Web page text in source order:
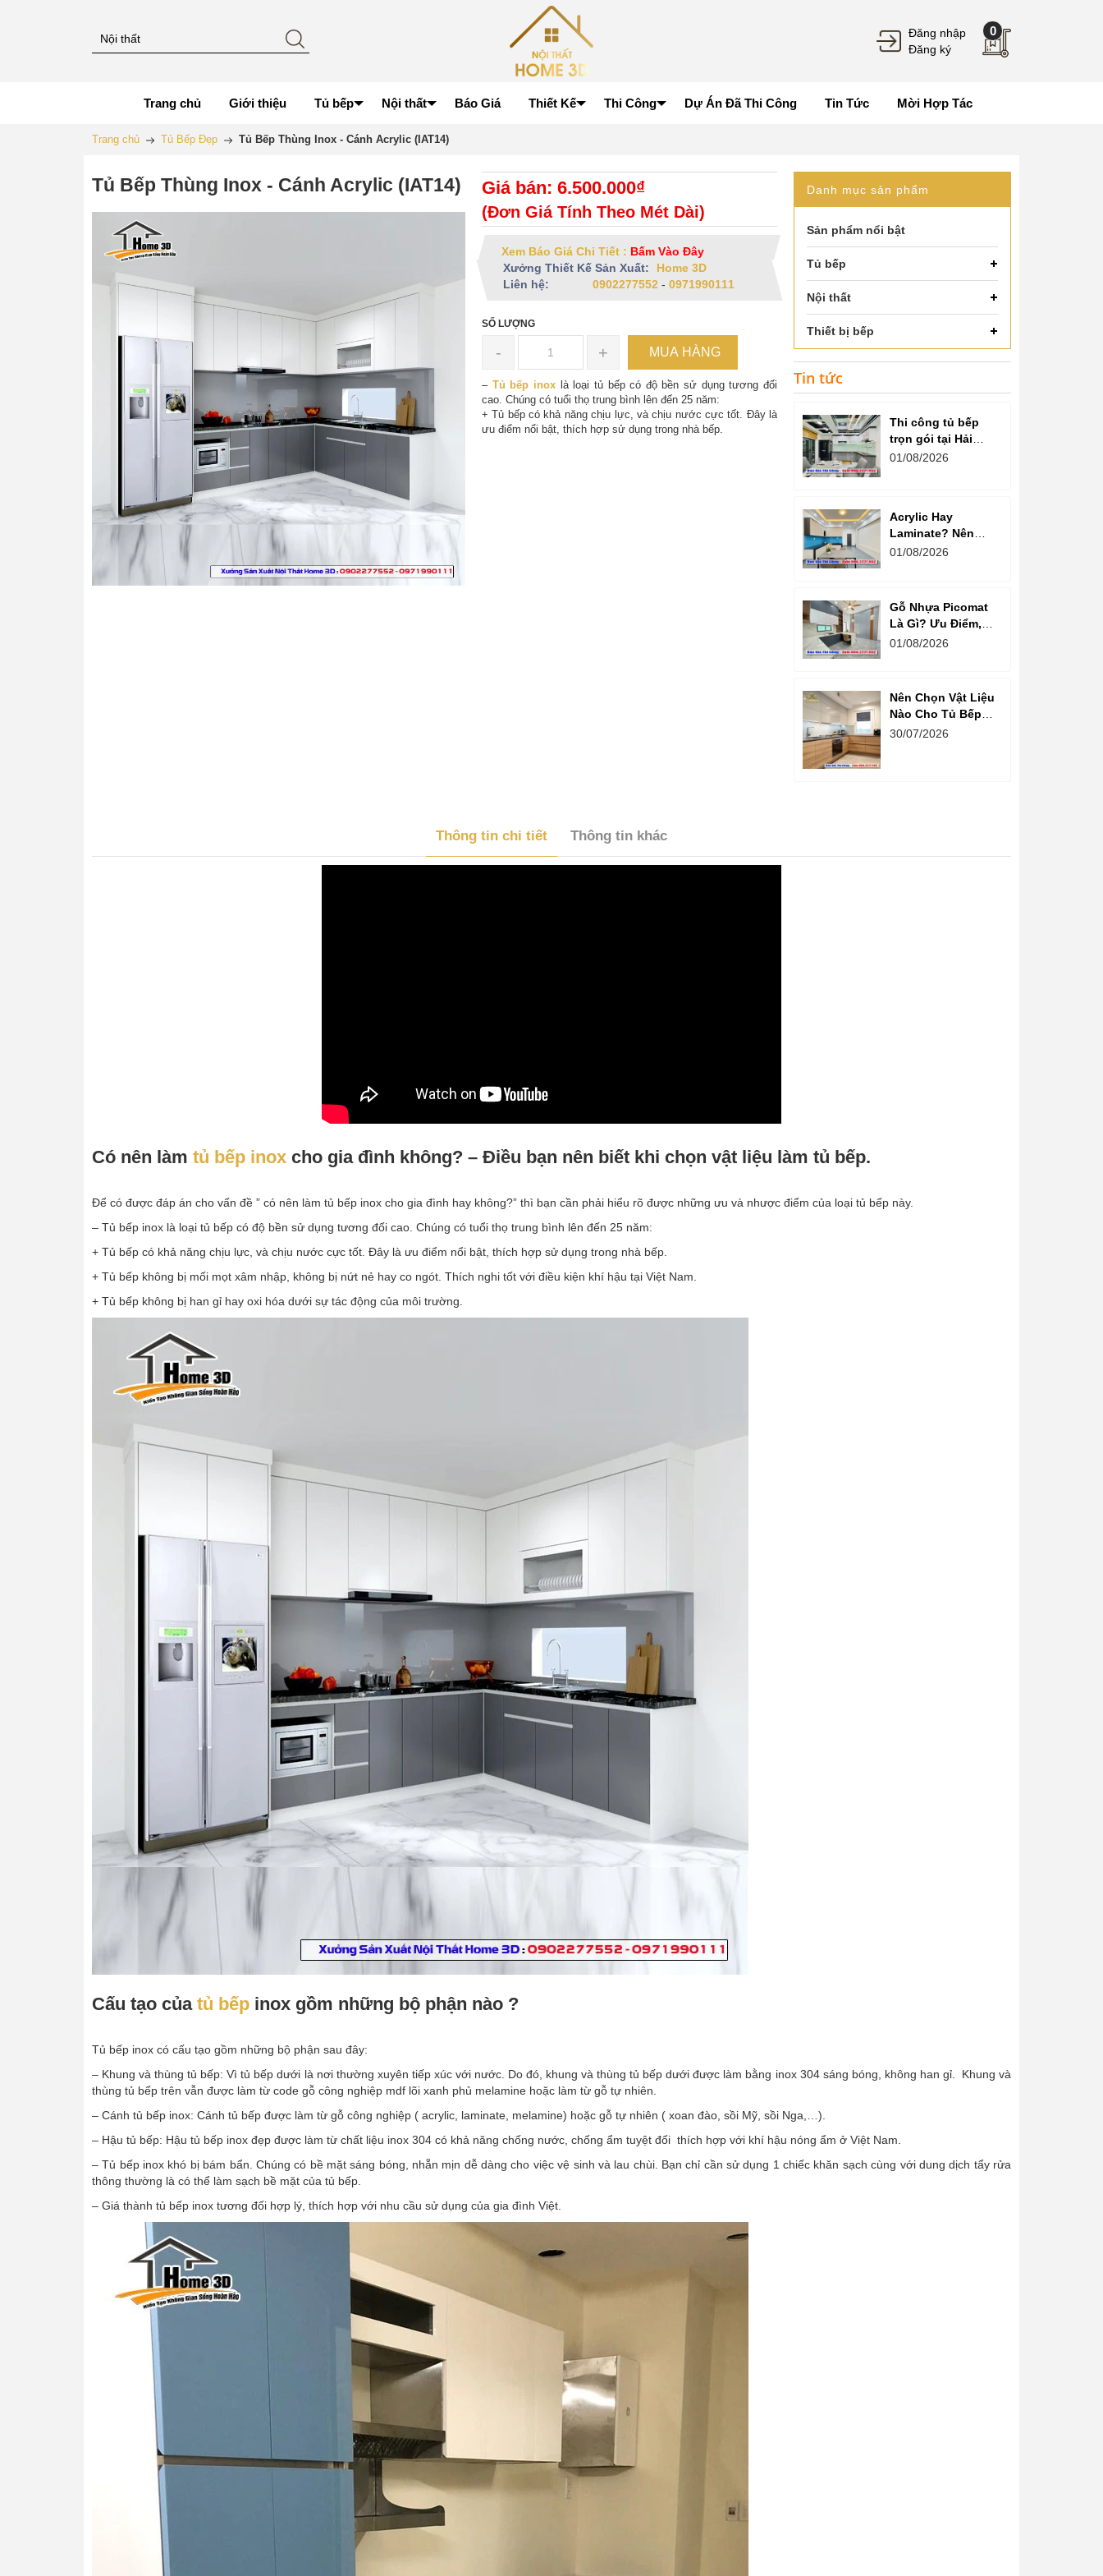
Đăng nhập
Đăng ký
0
Trang chủ Giới thiệu Tủ bếp Nội thất Báo Giá Thiết Kế Thi Công Dự Án Đã Thi Công Tin Tức Mời Hợp Tác
Trang chủ Tủ Bếp Đẹp Tủ Bếp Thùng Inox - Cánh Acrylic (IAT14)
Tủ Bếp Thùng Inox - Cánh Acrylic (IAT14) Giá bán: 6.500.000₫
(Đơn Giá Tính Theo Mét Dài)
Xem Báo Giá Chi Tiết : Bấm Vào Đây
Xưởng Thiết Kế Sản Xuất:
Home 3D
Liên hệ:
0902277552 -0971990111
SỐ LƯỢNG
- + MUA HÀNG
– Tủ bếp inoxlà loại tủ bếp có độ bền sử dụng tương đối
cao. Chúng có tuổi thọ trung bình lên đến 25 năm:
+ Tủ bếp có khả năng chịu lực, và chịu nước cực tốt. Đây là
ưu điểm nổi bật, thích hợp sử dụng trong nhà bếp.
Danh mục sản phẩm
Sản phẩm nổi bật
Tủ bếp
Nội thất
Thiết bị bếp
Tin tức
Thi công tủ bếp
trọn gói tại Hải
Dương cam kết
01/08/2026
Acrylic Hay
Laminate? Nên
Chọn Loại Nào
01/08/2026
Gỗ Nhựa Picomat
Là Gì? Ưu Điểm,
Nhược Điểm Và
01/08/2026
Nên Chọn Vật Liệu
Nào Cho Tủ Bếp
Chung Cư?
30/07/2026
Thông tin chi tiết Thông tin khác
Có nên làm tủ bếp inox cho gia đình không? – Điều bạn nên biết khi chọn vật liệu làm tủ bếp.
Để có được đáp án cho vấn đề ” có nên làm tủ bếp inox cho gia đình hay không?” thì bạn cần phải hiểu rõ được những ưu và nhược điểm của loại tủ bếp này.
– Tủ bếp inox là loại tủ bếp có độ bền sử dụng tương đối cao. Chúng có tuổi thọ trung bình lên đến 25 năm:
+ Tủ bếp có khả năng chịu lực, và chịu nước cực tốt. Đây là ưu điểm nổi bật, thích hợp sử dụng trong nhà bếp.
+ Tủ bếp không bị mối mọt xâm nhập, không bị nứt nẻ hay co ngót. Thích nghi tốt với điều kiện khí hậu tại Việt Nam.
+ Tủ bếp không bị han gỉ hay oxi hóa dưới sự tác động của môi trường.
Cấu tạo của tủ bếp inox gồm những bộ phận nào ?
Tủ bếp inox có cấu tạo gồm những bộ phận sau đây:
– Khung và thùng tủ bếp: Vì tủ bếp dưới là nơi thường xuyên tiếp xúc với nước. Do đó, khung và thùng tủ bếp dưới được làm bằng inox 304 sáng bóng, không han gỉ. Khung và
thùng tủ bếp trên vẫn được làm từ code gỗ công nghiệp mdf lõi xanh phủ melamine hoặc làm từ gỗ tự nhiên.
– Cánh tủ bếp inox: Cánh tủ bếp được làm từ gỗ công nghiệp ( acrylic, laminate, melamine) hoặc gỗ tự nhiên ( xoan đào, sồi Mỹ, sồi Nga,…).
– Hậu tủ bếp: Hậu tủ bếp inox đẹp được làm từ chất liệu inox 304 có khả năng chống nước, chống ẩm tuyệt đối thích hợp với khí hậu nóng ẩm ở Việt Nam.
– Tủ bếp inox khó bị bám bẩn. Chúng có bề mặt sáng bóng, nhẵn mịn dễ dàng cho việc vệ sinh và lau chùi. Bạn chỉ cần sử dụng 1 chiếc khăn sạch cùng với dung dịch tẩy rửa
thông thường là có thể làm sạch bề mặt của tủ bếp.
– Giá thành tủ bếp inox tương đối hợp lý, thích hợp với nhu cầu sử dụng của gia đình Việt.